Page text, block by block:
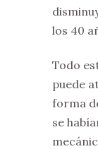
los 40
Todo
puede
forma
se